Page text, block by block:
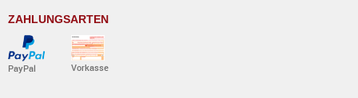
ZAHLUNGSARTEN
PayPal Vorkasse